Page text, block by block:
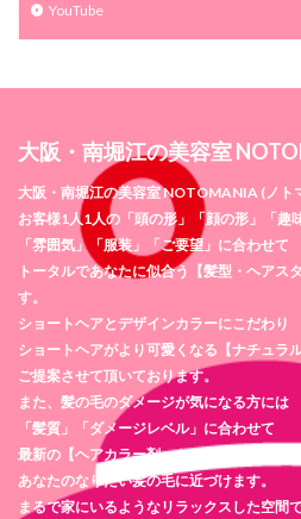
YouTube
大阪・南堀江の美容室
大阪・南堀江の美容室 NOTOMANIA (ノト
お客様1人1人の「頭の形」「顔の形」「趣
「雰囲気」「服装」「ご要望」に合わせて
トータルであなたに似合う【髪型・ヘアス
す。
ショートヘアとデザインカラーにこだわり
ショートヘアがより可愛くなる【ナチュラ
ご提案させて頂いております。
また、髪の毛のダメージが気になる方には
「髪質」「ダメージレベル」に合わせて
最新の【ヘアカラー剤・トリートメント剤
あなたのなりたい髪の毛に近づけます。
まるで家にいるようなリラックスした空間